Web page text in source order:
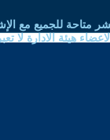
متاحة للجميع مع
هيئة الادارة لا